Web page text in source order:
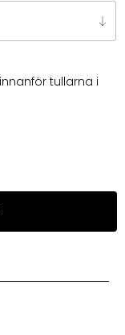
tullarna i